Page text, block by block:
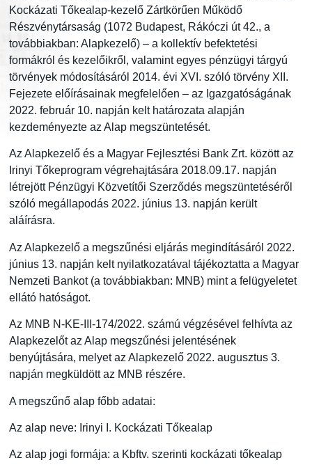
Kockázati Tőkealap-kezelő Zártkörűen Működő
Részvénytársaság (1072 Budapest, Rákóczi út 42., a
továbbiakban: Alapkezelő) – a kollektív befektetési
formákról és kezelőikről, valamint egyes pénzügyi tárgyú
törvények módosításáról 2014. évi XVI. szóló törvény XII.
Fejezete előírásainak megfelelően – az Igazgatóságának
2022. február 10. napján kelt határozata alapján
kezdeményezte az Alap megszüntetését.
Az Alapkezelő és a Magyar Fejlesztési Bank Zrt. között az
Irinyi Tőkeprogram végrehajtására 2018.09.17. napján
létrejött Pénzügyi Közvetítői Szerződés megszüntetéséről
szóló megállapodás 2022. június 13. napján került
aláírásra.
Az Alapkezelő a megszűnési eljárás megindításáról 2022.
június 13. napján kelt nyilatkozatával tájékoztatta a Magyar
Nemzeti Bankot (a továbbiakban: MNB) mint a felügyeletet
ellátó hatóságot.
Az MNB N-KE-III-174/2022. számú végzésével felhívta az
Alapkezelőt az Alap megszűnési jelentésének
benyújtására, melyet az Alapkezelő 2022. augusztus 3.
napján megküldött az MNB részére.
A megszűnő alap főbb adatai:
Az alap neve: Irinyi I. Kockázati Tőkealap
Az alap jogi formája: a Kbftv. szerinti kockázati tőkealap